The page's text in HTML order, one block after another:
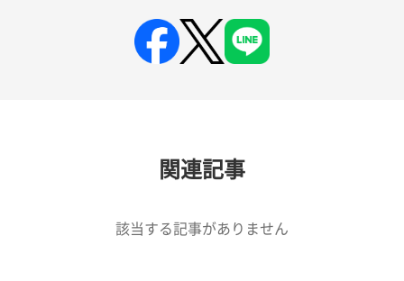
関連記事
該当する記事がありません